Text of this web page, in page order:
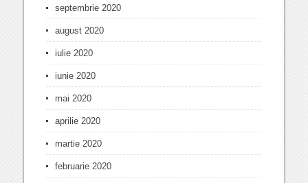
septembrie 2020
august 2020
iulie 2020
iunie 2020
mai 2020
aprilie 2020
martie 2020
februarie 2020